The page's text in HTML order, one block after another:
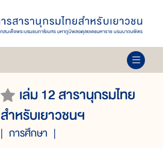
เล่ม 12 สารานุกรมไทย
สำหรับเยาวชนฯ
การศึกษา